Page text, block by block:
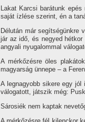
Lakat Karcsi barátunk
saját í­zlése szerint, én a
Délután már segí­tségünkre
jár az idő, és negyed
angyali nyugalommal
A mérkőzésre öles
magyarság ünnepe – a
A legnagyobb sikere egy
válogatott, játszik még:
Sárosiék nem kaptak